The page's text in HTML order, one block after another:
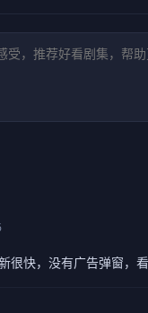
很快，没有广告弹窗，